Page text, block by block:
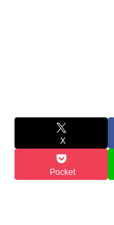
X
Pocket